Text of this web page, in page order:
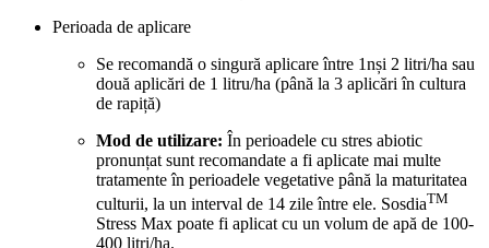
Perioada de aplicare
Se recomandă o singură aplicare între 1nși 2 litri/ha sau
două aplicări de 1 litru/ha (până la 3 aplicări în cultura
de rapiță)
Mod de utilizare: În perioadele cu stres abiotic
pronunțat sunt recomandate a fi aplicate mai multe
tratamente în perioadele vegetative până la maturitatea
culturii, la un interval de 14 zile între ele. SosdiaTM
Stress Max poate fi aplicat cu un volum de apă de 100-
400 litri/ha.